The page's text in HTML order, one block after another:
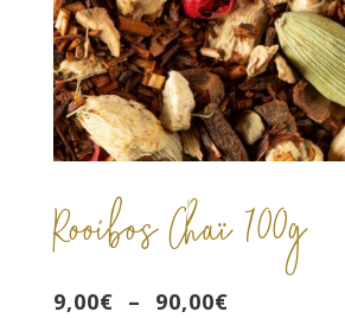
Rooibos Chaï 100g
9,00€ – 90,00€Plage